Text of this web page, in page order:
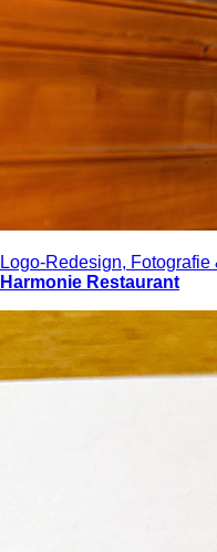
Logo-Redesign,
Harmonie Restaurant